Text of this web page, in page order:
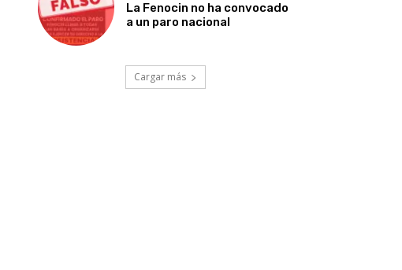
La Fenocin no ha convocado
a un paro nacional
Cargar más